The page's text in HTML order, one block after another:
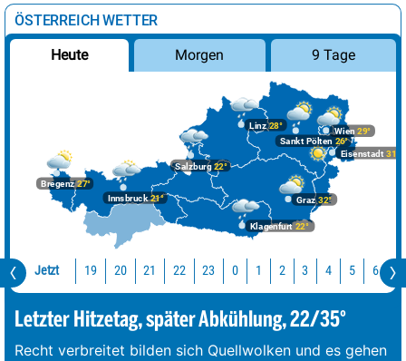
ÖSTERREICH WETTER
Heute Morgen 9 Tage
Bregenz27°
Graz32°
Innsbruck21°
Klagenfurt 22°
Linz28°
Salzburg22°
Wien 29°
Eisenstadt 31°
Sankt Pölten 26°
Jetzt 19 20 21 22 23 0 1 2 3 4 5 6 7
Letzter Hitzetag, später Abkühlung, 22/35°
Recht verbreitet bilden sich Quellwolken und es gehen